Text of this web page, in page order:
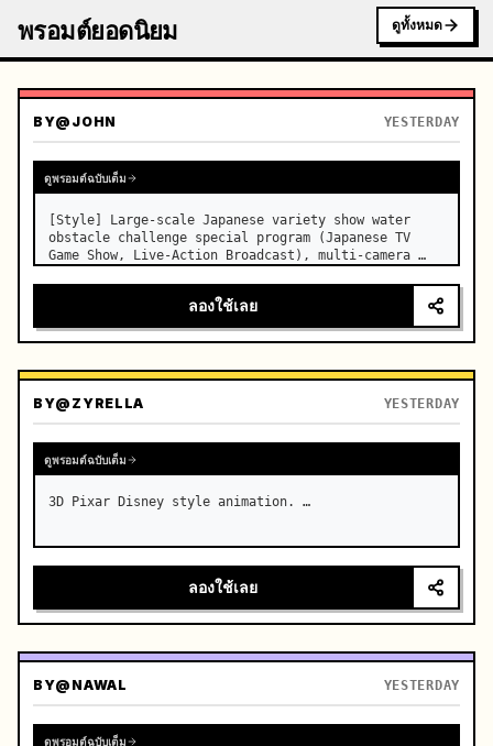
พรอมต์ยอดนิยม ดูทั้งหมด
BY@JOHN YESTERDAY
ดูพรอมต์ฉบับเต็ม
[Style] Large-scale Japanese variety show water
obstacle challenge special program (Japanese TV
Game Show, Live-Action Broadcast), multi-camera
high-saturation summer colors, real-time throughout
ลองใช้เลย
BY@ZYRELLA YESTERDAY
ดูพรอมต์ฉบับเต็ม
3D Pixar Disney style animation. …
ลองใช้เลย
BY@NAWAL YESTERDAY
ดูพรอมต์ฉบับเต็ม